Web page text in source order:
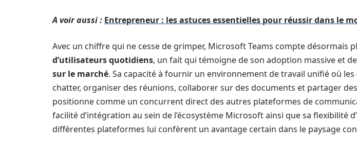
A voir aussi : Entrepreneur : les astuces essentielles pour réussir dans le
Avec un chiffre qui ne cesse de grimper, Microsoft Teams compte désormais
d’utilisateurs quotidiens, un fait qui témoigne de son adoption massive et
sur le marché. Sa capacité à fournir un environnement de travail unifié où
chatter, organiser des réunions, collaborer sur des documents et partager
positionne comme un concurrent direct des autres plateformes de
facilité d’intégration au sein de l’écosystème Microsoft ainsi que sa flexibilité
différentes plateformes lui confèrent un avantage certain dans le paysage